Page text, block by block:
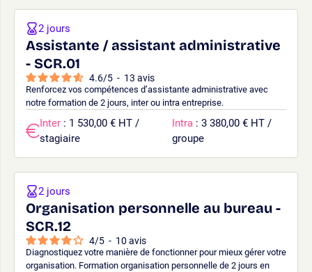
Assistante / assistant administrative
- SCR.01
4.6/5 - 13 avis
Renforcez vos compétences d’assistante administrative avec
notre formation de 2 jours, inter ou intra entreprise.
2 jours
Inter : 1 530,00 € HT /
stagiaire
Intra : 3 380,00 € HT /
groupe
Organisation personnelle au bureau -
SCR.12
4/5 - 10 avis
Diagnostiquez votre manière de fonctionner pour mieux gérer votre
organisation. Formation organisation personnelle de 2 jours en
2 jours